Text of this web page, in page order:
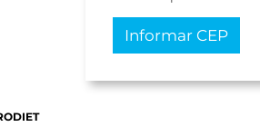
Informar CEP